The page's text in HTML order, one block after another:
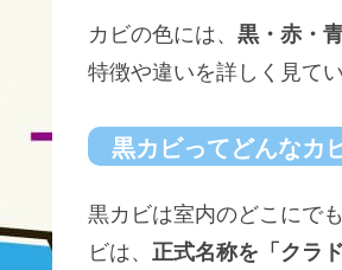
カビの色には、 黒・赤・
特徴や違いを詳しく見て
黒カビってどんなカ
黒カビは室内のどこにで
ビは、 正式名称を「クラ